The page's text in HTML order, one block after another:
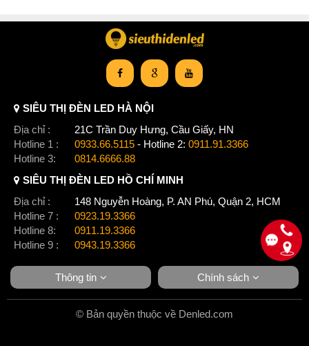
SIÊU THỊ ĐÈN LED HÀ NỘI
Địa chỉ :
21C Trần Duy Hưng, Cầu Giấy, HN
Hotline 1 :
0933.66.5115 - Hotline 2: 0911.91.3366
Hotline 3:
0814.6666.88
SIÊU THỊ ĐÈN LED HỒ CHÍ MINH
Địa chỉ :
148 Nguyễn Hoàng, P. AN Phú, Quận 2, HCM
Hotline 7 :
0923.19.3366
Hotline 8:
0911.19.3366
Hotline 9 :
0943.19.3366
Thông tin Chính sách
© Bản quyền thuộc về Denled.com